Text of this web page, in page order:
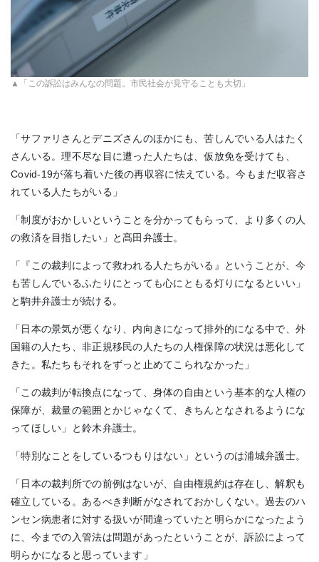
▲「この訴訟はみんなの問題。市民社会が見守ることも大切」
「サファリさんとデニズさんのほかにも、苦しんでいる人はたく
さんいる。理不尽な目に遭った人たちは、仮放免を受けても、
Covid-19が落ち着いた後の再収容に怯えている。今もまだ収容さ
れている人たちがいる」
「制度がおかしいということを分かってもらって、より多くの人
の救済を目指したい」と髙田弁護士。
「『この裁判によって救われる人たちがいる』ということが、今
も苦しんでいるふたりにとっても心にともる灯りになるといい」
と駒井弁護士が続ける。
「日本の景気が悪くなり、内向きになって排外的になる中で、外
国籍の人たち、非正規移民の人たちの人権保障の状況は悪化して
きた。私たちもそれをずっと止めてこられなかった」
「この裁判が転換点になって、身体の自由という基本的な人権の
保障が、裁量の範囲とかじゃなくて、きちんとなされるようにな
ってほしい」と鈴木弁護士。
「特別なことをしているつもりはない」というのは浦城弁護士。
「日本の裁判所での前例はないが、自由権規約は存在し、解釈も
確立している。あるべき判断がなされておかしくない。過去のハ
ンセン病患者に対する扱いが間違っていたと明らかになったよう
に、今までの入管法は問題があったということが、訴訟によって
明らかになると思っています」